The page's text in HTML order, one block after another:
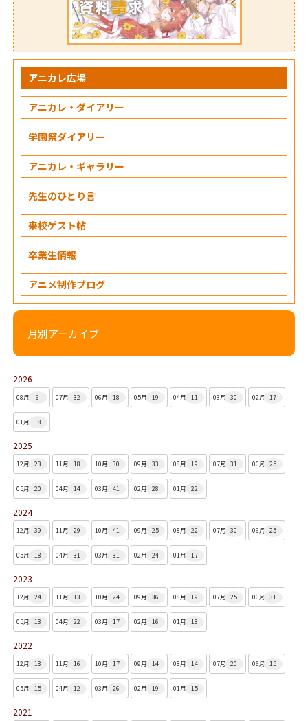
アニカレ広場
アニカレ・ダイアリー
学園祭ダイアリー
アニカレ・ギャラリー
先生のひとり言
来校ゲスト帖
卒業生情報
アニメ制作ブログ
月別アーカイブ
2026
08月 6 07月 32 06月 18 05月 19 04月 11 03月 30 02月 17
01月 18
2025
12月 23 11月 18 10月 30 09月 33 08月 19 07月 31 06月 25
05月 20 04月 14 03月 41 02月 28 01月 22
2024
12月 39 11月 29 10月 41 09月 25 08月 22 07月 30 06月 25
05月 18 04月 31 03月 31 02月 24 01月 17
2023
12月 24 11月 13 10月 24 09月 36 08月 19 07月 25 06月 31
05月 13 04月 22 03月 17 02月 16 01月 18
2022
12月 18 11月 16 10月 17 09月 14 08月 14 07月 20 06月 15
05月 15 04月 12 03月 26 02月 19 01月 15
2021